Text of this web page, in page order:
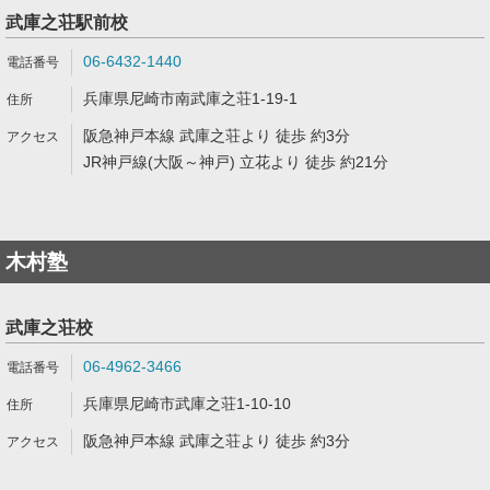
武庫之荘駅前校
06-6432-1440
兵庫県尼崎市南武庫之荘1-19-1
阪急神戸本線 武庫之荘より 徒歩 約3分
JR神戸線(大阪～神戸) 立花より 徒歩 約21分
木村塾
武庫之荘校
06-4962-3466
兵庫県尼崎市武庫之荘1-10-10
阪急神戸本線 武庫之荘より 徒歩 約3分